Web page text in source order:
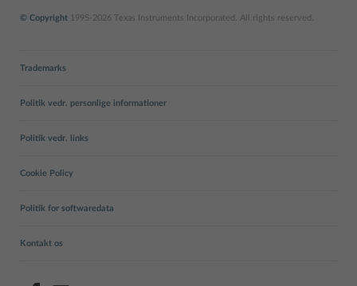
© Copyright 1995-2026 Texas Instruments Incorporated. All rights reserved.
Trademarks
Politik vedr. personlige informationer
Politik vedr. links
Cookie Policy
Politik for softwaredata
Kontakt os